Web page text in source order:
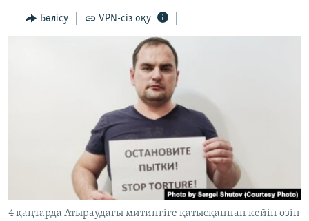
Search
ӘЛЕМ
Басқа тілдерде
Бөлісу VPN-сіз оқу
4 қаңтарда Атыраудағы митингіге қатысқаннан кейін өзін